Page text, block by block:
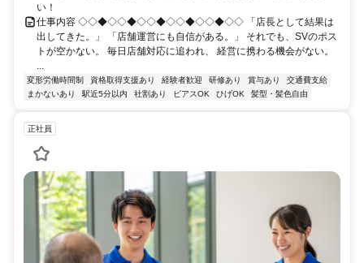
い！
仕事内容 ◇◇◆◇◇◆◇◇◆◇◇◆◇◇◆◇◇ 「店長として結果は
出してきた。」 「店舗運営にも自信がある。」 それでも、SVのポス
トが空かない。 毎日店舗対応に追われ、 経営に携わる機会がない。
変形労働時間制 資格取得支援あり 経験者歓迎 研修あり 賞与あり
交通費支給
まかないあり
駅近5分以内 社割あり ピアスOK ひげOK 髪型・髪色自由
正社員